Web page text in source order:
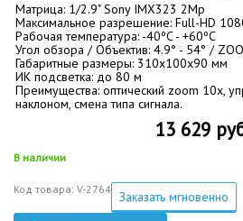
Матрица: 1/2.9" Sony IMX323 2Mp
Максимальное разрешение: Full-HD
Рабочая температура: -40ºC - +60ºC
Угол обзора / Объектив: 4.9° - 54° /
Габаритные размеры: 310х100х90 мм
ИК подсветка: до 80 м
Преимущества: оптический zoom 10x,
наклоном, смена типа сигнала.
13 629
В наличии
Код товара: V-2764 Заказать мгновенно